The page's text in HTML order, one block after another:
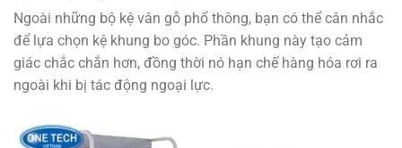
Ngoài những bộ kệ vân gỗ phổ thông, bạn có thể cân nhắc
để lựa chọn kệ khung bo góc. Phần khung này tạo cảm
giác chắc chắn hơn, đồng thời nó hạn chế hàng hóa rơi ra
ngoài khi bị tác động ngoại lực.